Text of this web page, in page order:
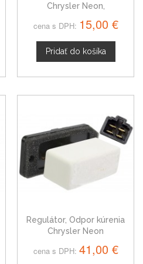
Chrysler Neon,
cena s DPH: 15,00 €
Pridať do košíka
Regulátor, Odpor kúrenia
Chrysler Neon
cena s DPH: 41,00 €